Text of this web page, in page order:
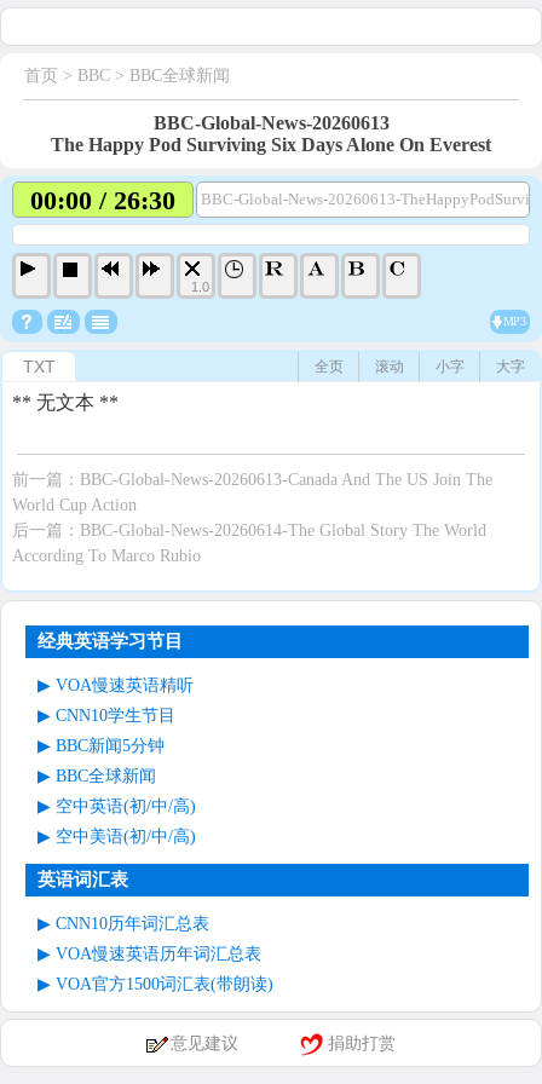
首页 > BBC > BBC全球新闻
BBC-Global-News-20260613
The Happy Pod Surviving Six Days Alone On Everest
00:00 / 26:30 BBC-Global-News-20260613-
1.0
MP3
TXT 大字
小字
滚动
全页
** 无文本 **
前一篇： BBC-Global-News-20260613-Canada And The US Join The
World Cup Action
后一篇： BBC-Global-News-20260614-The Global Story The World
According To Marco Rubio
经典英语学习节目
VOA慢速英语精听
CNN10学生节目
BBC新闻5分钟
BBC全球新闻
空中英语(初/中/高)
空中美语(初/中/高)
英语词汇表
CNN10历年词汇总表
VOA慢速英语历年词汇总表
VOA官方1500词汇表(带朗读)
意见建议 捐助打赏